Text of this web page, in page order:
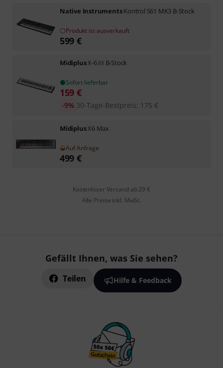
Native InstrumentsKontrol S61 MK3 B-Stock
Produkt ist ausverkauft
599 €
MidiplusX-6 III B-Stock
Sofort lieferbar
159 €
30-Tage-Bestpreis: 175 €
-9%
MidiplusX6 Max
Auf Anfrage
499 €
Kostenloser Versand ab 29 €
Alle Preise inkl. MwSt.
Gefällt Ihnen, was Sie sehen?
Teilen Hilfe & Feedback